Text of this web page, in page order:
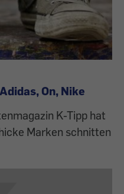
On, Nike
K-Tipp hat
Marken schnitten